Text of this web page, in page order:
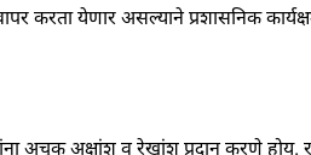
करता येणार असल्याने प्रशासनिक